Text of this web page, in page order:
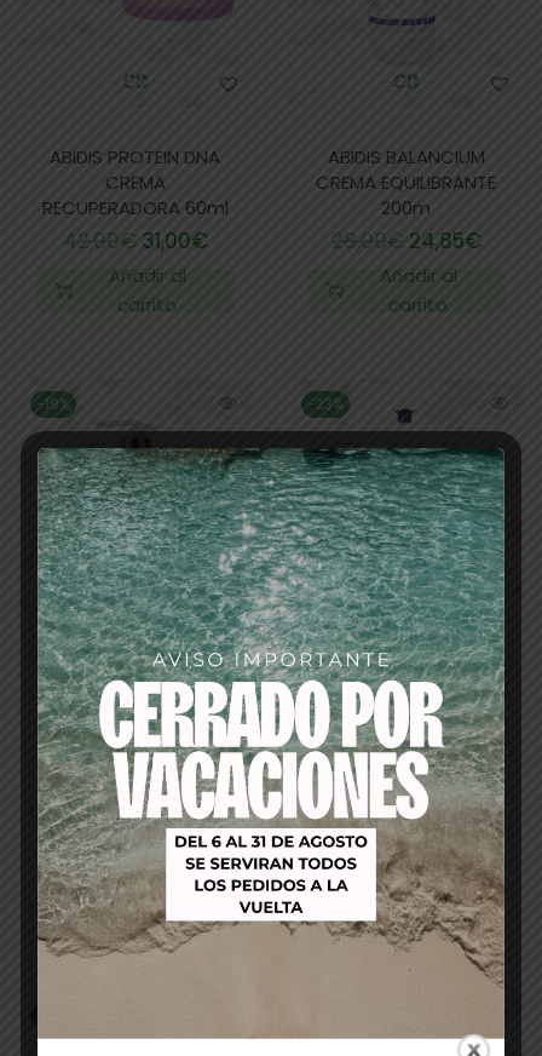
ABIDIS PROTEIN DNA
CREMA
RECUPERADORA 60ml
42,00€ 31,00€
Añadir al
carrito
ABIDIS BALANCIUM
CREMA EQUILIBRANTE
200m
28,00€ 24,85€
Añadir al
carrito
-19%
ABIDIS ABIVOC
CLEANSING MILK LECHE
LIMPIADORA 490ml
26,00€21,00€
Añadir al
carrito
-23%
ABIDIS CONDUCTIVE
GEL 1000ml GEL
CONDUCTOR
9,00€6,95€
Añadir al
carrito